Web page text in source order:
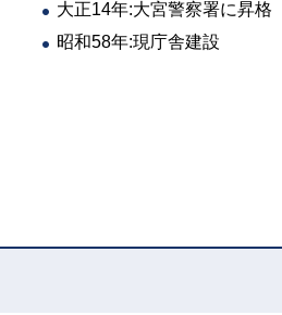
大正14年:大宮警察署に昇格
昭和58年:現庁舎建設